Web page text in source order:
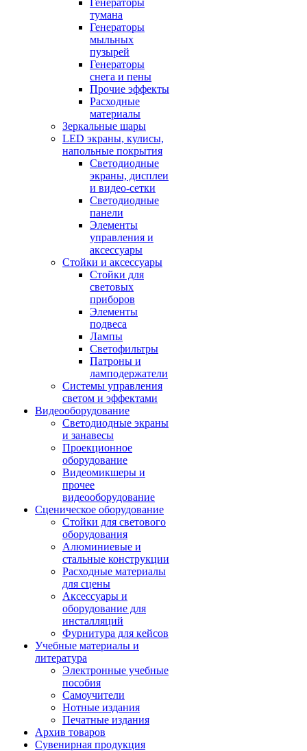
Генераторы
тумана
Генераторы
мыльных
пузырей
Генераторы
снега и пены
Прочие эффекты
Расходные
материалы
Зеркальные шары
LED экраны, кулисы,
напольные покрытия
Светодиодные
экраны, дисплеи
и видео-сетки
Светодиодные
панели
Элементы
управления и
аксессуары
Стойки и аксессуары
Стойки для
световых
приборов
Элементы
подвеса
Лампы
Светофильтры
Патроны и
ламподержатели
Системы управления
светом и эффектами
Видеооборудование
Светодиодные экраны
и занавесы
Проекционное
оборудование
Видеомикшеры и
прочее
видеооборудование
Сценическое оборудование
Стойки для светового
оборудования
Алюминиевые и
стальные конструкции
Расходные материалы
для сцены
Аксессуары и
оборудование для
инсталляций
Фурнитура для кейсов
Учебные материалы и
литература
Электронные учебные
пособия
Самоучители
Нотные издания
Печатные издания
Архив товаров
Сувенирная продукция